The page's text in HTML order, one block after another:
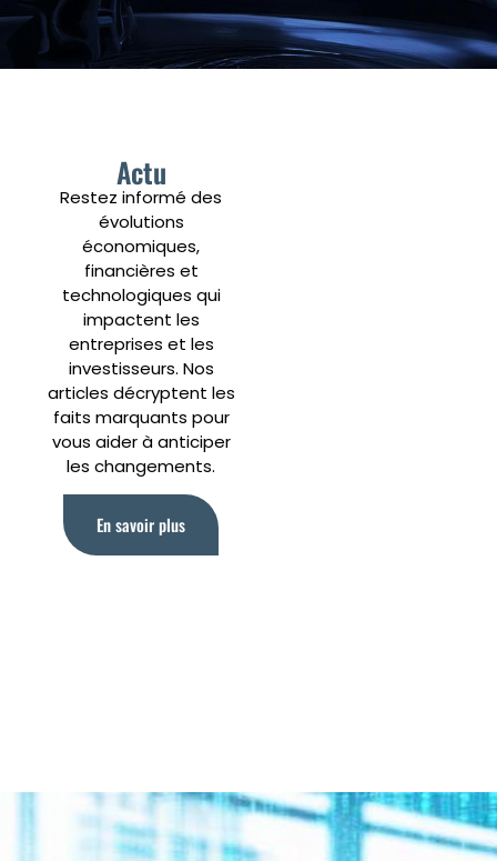
Actu
Restez informé des
évolutions
économiques,
financières et
technologiques qui
impactent les
entreprises et les
investisseurs. Nos
articles décryptent les
faits marquants pour
vous aider à anticiper
les changements.
En savoir plus